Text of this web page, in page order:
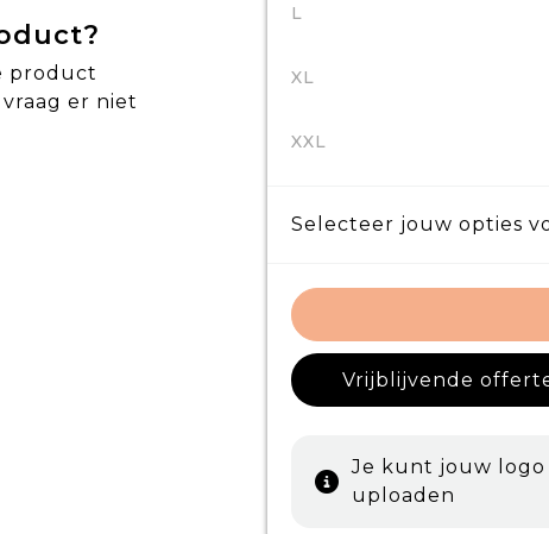
product
er niet
L
XL
XXL
Selecteer jouw opties
Vrijblijvende
Je kunt jouw
uploaden